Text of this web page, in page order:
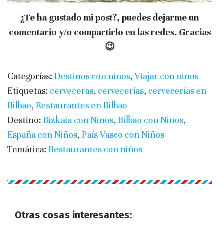
¿Te ha gustado mi post?, puedes dejarme un
comentario y/o compartirlo en las redes. Gracias
😉
Categorías: Destinos con niños, Viajar con niños
Etiquetas: cerveceras, cervecerías, cervecerías en
Bilbao, Restaurantes en Bilbao
Destino: Bizkaia con Niños, Bilbao con Niños,
España con Niños, País Vasco con Niños
Temática: Restaurantes con niños
Otras cosas interesantes: